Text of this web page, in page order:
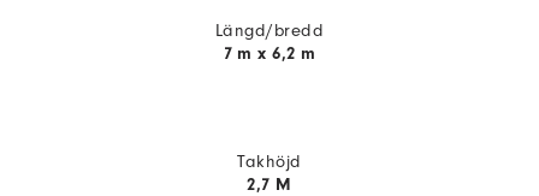
Längd/bredd
7 m x 6,2 m
Takhöjd
2,7 M